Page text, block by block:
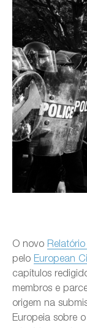
O novo
pelo European
capítulos
membros e
origem na
Europeia sobre